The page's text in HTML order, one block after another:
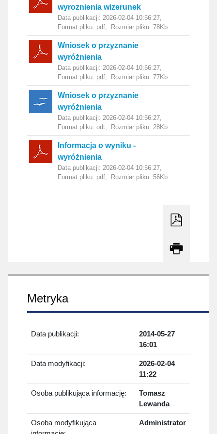
wyroznienia wizerunek
Data publikacji: 2026-02-04 10:56:27,
Format pliku: pdf,
Rozmiar pliku: 78Kb
Pobierz Wniosek o przyznanie wyróżnienia
Wniosek o przyznanie
wyróżnienia
Data publikacji: 2026-02-04 10:56:27,
Format pliku: pdf,
Rozmiar pliku: 77Kb
Pobierz Wniosek o przyznanie wyróżnienia
Wniosek o przyznanie
wyróżnienia
Data publikacji: 2026-02-04 10:56:27,
Format pliku: odt,
Rozmiar pliku: 28Kb
Pobierz Informacja o wyniku - wyróżnienia
Informacja o wyniku -
wyróżnienia
Data publikacji: 2026-02-04 10:56:27,
Format pliku: pdf,
Rozmiar pliku: 56Kb
Metryka
Data publikacji:
2014-05-27
16:01
Data modyfikacji:
2026-02-04
11:22
Osoba publikująca informację:
Tomasz
Lewanda
Osoba modyfikująca
Administrator